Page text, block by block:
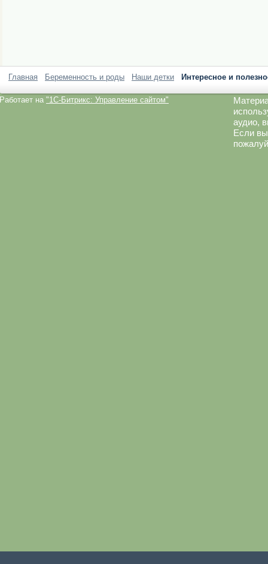
Главная Беременность и роды Наши детки Интересное и
Работает на "1C-Битрикс: Управление сайтом"
аудио,
Если вы